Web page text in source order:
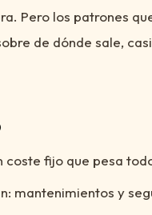
Pero los patrones
de dónde sale,
fijo que pesa
mantenimientos y